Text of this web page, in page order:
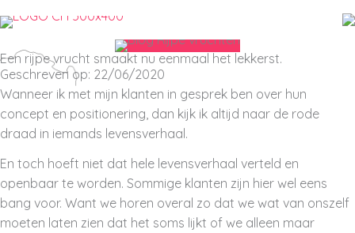
naar
inhoud
Een rijpe vrucht smaakt nu eenmaal het lekkerst.
Geschreven op: 22/06/2020
Wanneer ik met mijn klanten in gesprek ben over hun
concept en positionering, dan kijk ik altijd naar de rode
draad in iemands levensverhaal.
En toch hoeft niet dat hele levensverhaal verteld en
openbaar te worden. Sommige klanten zijn hier wel eens
bang voor. Want we horen overal zo dat we wat van onszelf
moeten laten zien dat het soms lijkt of we alleen maar